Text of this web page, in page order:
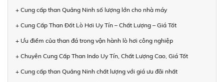
+ Cung cấp than Quảng Ninh số lượng lớn cho nhà máy
+ Cung Cấp Than Đốt Lò Hơi Uy Tín – Chất Lượng – Giá Tốt
+ Ưu điểm của than đá trong vận hành lò hơi công nghiệp
+ Chuyên Cung Cấp Than Indo Uy Tín, Chất Lượng Cao, Giá Tốt
+ Cung cấp than Quảng Ninh chất lượng với giá ưu đãi nhất